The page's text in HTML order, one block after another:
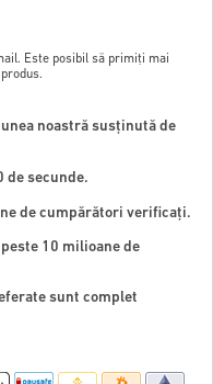
Este posibil să primiți mai
noastră susținută de
de secunde.
de cumpărători verificați.
10 milioane de
sunt complet